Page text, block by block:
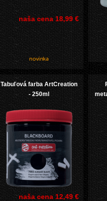
naša cena 18,99 €
Tabuľová farba ArtCreation
- 250ml
naša cena 12,49 €